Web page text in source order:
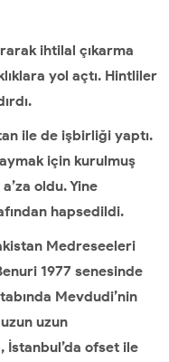
ihtilal çıkarma
yol açtı. Hintliler
ile de işbirliği yaptı.
için kurulmuş
oldu. Yine
hapsedildi.
Medreseeleri
1977 senesinde
Mevdudi’nin
uzun
İstanbul’da ofset ile